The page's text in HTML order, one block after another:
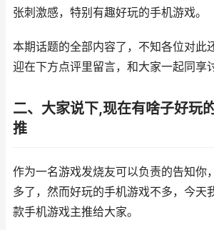
张刺激感，特别有趣好玩的手机游戏。
本期话题的全部内容了，不知各位对此
迎在下方点评里留言，和大家一起同享
二、大家说下,现在有啥子好玩
推
作为一名游戏发烧友可以负责的告知你
多了，然而好玩的手机游戏不多，今天
款手机游戏主推给大家。